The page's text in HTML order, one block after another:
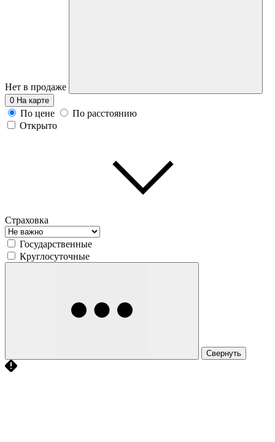
Нет в продаже
0 На карте
По цене
По расстоянию
Открыто
Страховка
Государственные
Круглосуточные
Свернуть